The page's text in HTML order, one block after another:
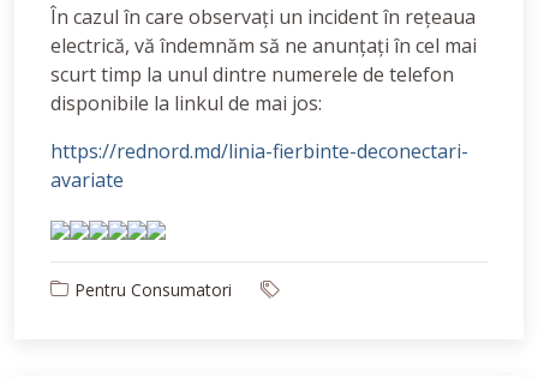
În cazul în care observați un incident în rețeaua
electrică, vă îndemnăm să ne anunțați în cel mai
scurt timp la unul dintre numerele de telefon
disponibile la linkul de mai jos:
https://rednord.md/linia-fierbinte-deconectari-
avariate
Pentru Consumatori